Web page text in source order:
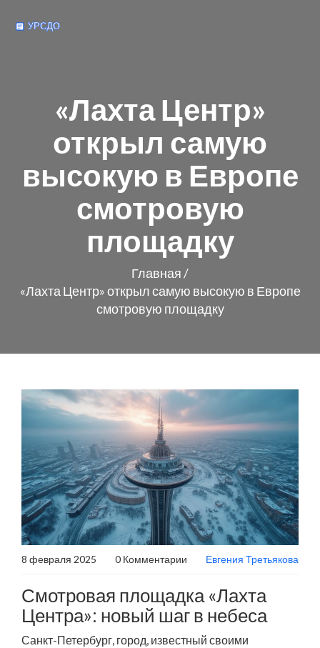
«Лахта Центр»
открыл самую
высокую в Европе
смотровую
площадку
Главная/
«Лахта Центр» открыл самую высокую в Европе
смотровую площадку
8 февраля 2025 0 Комментарии Евгения Третьякова
Смотровая площадка «Лахта
Центра»: новый шаг в небеса
Санкт-Петербург, город, известный своими